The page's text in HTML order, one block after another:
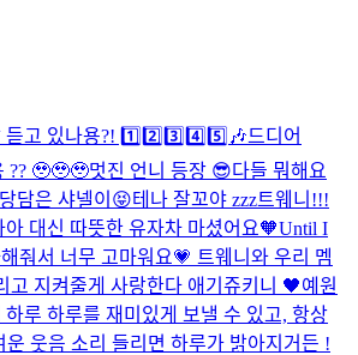
듣고 있나용?! 1️⃣2️⃣3️⃣4️⃣5️⃣🎶드디어
?? 🥹🥹🥹멋진 언니 등장 😎다들 뭐해요
담은 샤넬이😝테나 잘꼬야 zzz트웨니!!!
대신 따뜻한 유자차 마셨어요🧡Until I
줘서 너무 고마워요💗 트웨니와 우리 멤
지켜줄게 사랑한다 애기쥬키니 🖤예원
루 하루를 재미있게 보낼 수 있고, 항상
웃음 소리 들리면 하루가 밝아지거든 !